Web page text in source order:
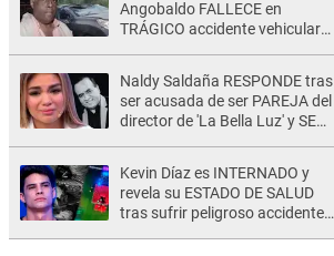
Angobaldo FALLECE en
TRÁGICO accidente vehicular
Naldy Saldaña RESPONDE tras
ser acusada de ser PAREJA del
director de 'La Bella Luz' y SE
Kevin Díaz es INTERNADO y
revela su ESTADO DE SALUD
tras sufrir peligroso accidente